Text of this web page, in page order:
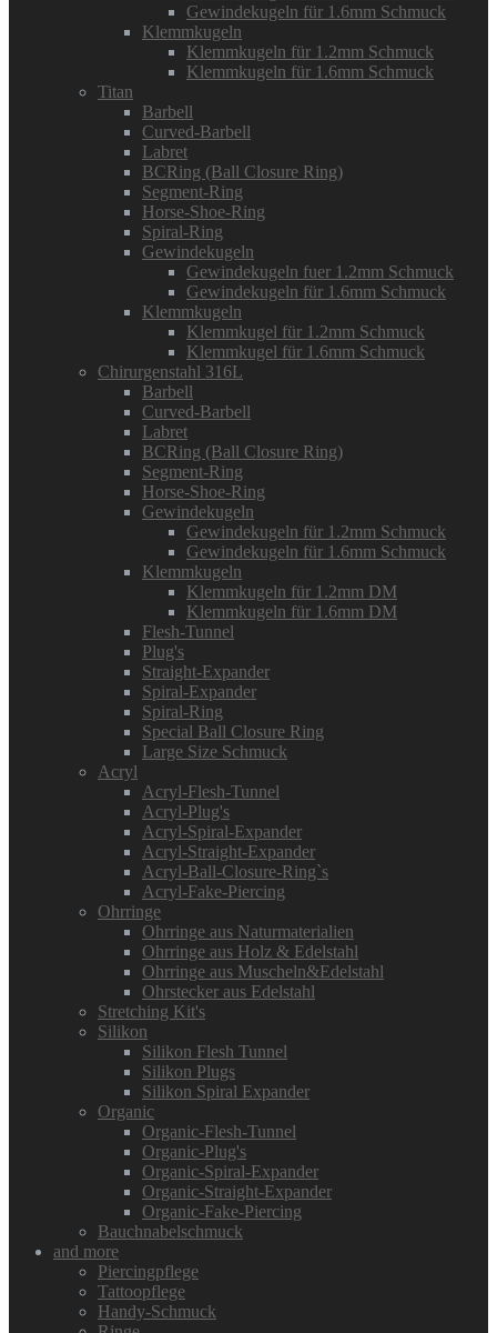
Gewindekugeln für 1.6mm Schmuck
Klemmkugeln
Klemmkugeln für 1.2mm Schmuck
Klemmkugeln für 1.6mm Schmuck
Titan
Barbell
Curved-Barbell
Labret
BCRing (Ball Closure Ring)
Segment-Ring
Horse-Shoe-Ring
Spiral-Ring
Gewindekugeln
Gewindekugeln fuer 1.2mm Schmuck
Gewindekugeln für 1.6mm Schmuck
Klemmkugeln
Klemmkugel für 1.2mm Schmuck
Klemmkugel für 1.6mm Schmuck
Chirurgenstahl 316L
Barbell
Curved-Barbell
Labret
BCRing (Ball Closure Ring)
Segment-Ring
Horse-Shoe-Ring
Gewindekugeln
Gewindekugeln für 1.2mm Schmuck
Gewindekugeln für 1.6mm Schmuck
Klemmkugeln
Klemmkugeln für 1.2mm DM
Klemmkugeln für 1.6mm DM
Flesh-Tunnel
Plug's
Straight-Expander
Spiral-Expander
Spiral-Ring
Special Ball Closure Ring
Large Size Schmuck
Acryl
Acryl-Flesh-Tunnel
Acryl-Plug's
Acryl-Spiral-Expander
Acryl-Straight-Expander
Acryl-Ball-Closure-Ring`s
Acryl-Fake-Piercing
Ohrringe
Ohrringe aus Naturmaterialien
Ohrringe aus Holz & Edelstahl
Ohrringe aus Muscheln&Edelstahl
Ohrstecker aus Edelstahl
Stretching Kit's
Silikon
Silikon Flesh Tunnel
Silikon Plugs
Silikon Spiral Expander
Organic
Organic-Flesh-Tunnel
Organic-Plug's
Organic-Spiral-Expander
Organic-Straight-Expander
Organic-Fake-Piercing
Bauchnabelschmuck
and more
Piercingpflege
Tattoopflege
Handy-Schmuck